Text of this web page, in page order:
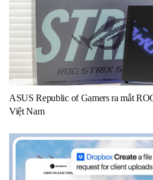
ASUS Republic of Gamers ra mắt
Việt Nam